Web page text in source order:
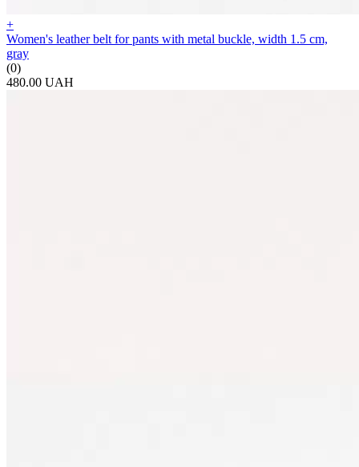
+
Women's leather belt for pants with metal buckle, width 1.5 cm,
gray
(0)
480.00 UAH